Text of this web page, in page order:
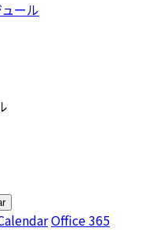
ール
Office 365